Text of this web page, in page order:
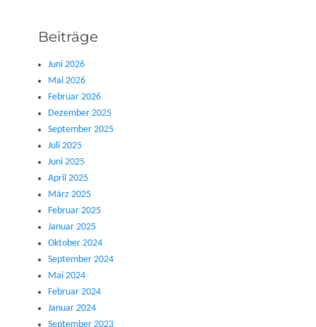
Beiträge
Juni 2026
Mai 2026
Februar 2026
Dezember 2025
September 2025
Juli 2025
Juni 2025
April 2025
März 2025
Februar 2025
Januar 2025
Oktober 2024
September 2024
Mai 2024
Februar 2024
Januar 2024
September 2023